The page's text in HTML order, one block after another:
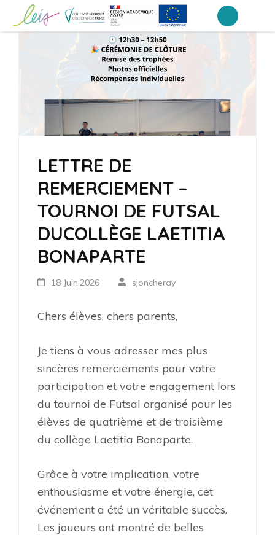
Collège Laetitia Bonaparte – Ajaccio
LETTRE DE
REMERCIEMENT –
TOURNOI DE FUTSAL
DUCOLLÈGE LAETITIA
BONAPARTE
18 Juin,2026 sjoncheray
Chers élèves, chers parents,
Je tiens à vous adresser mes plus
sincères remerciements pour votre
participation et votre engagement lors
du tournoi de Futsal organisé pour les
élèves de quatrième et de troisième
du collège Laetitia Bonaparte.
Grâce à votre implication, votre
enthousiasme et votre énergie, cet
événement a été un véritable succès.
Les joueurs ont montré de belles